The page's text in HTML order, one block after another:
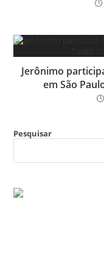
Jerônimo
em São
Pesquisar